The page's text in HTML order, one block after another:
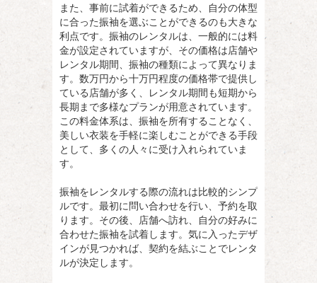
また、事前に試着ができるため、自分の体型
に合った振袖を選ぶことができるのも大きな
利点です。振袖のレンタルは、一般的には料
金が設定されていますが、その価格は店舗や
レンタル期間、振袖の種類によって異なりま
す。数万円から十万円程度の価格帯で提供し
ている店舗が多く、レンタル期間も短期から
長期まで多様なプランが用意されています。
この料金体系は、振袖を所有することなく、
美しい衣装を手軽に楽しむことができる手段
として、多くの人々に受け入れられていま
す。
振袖をレンタルする際の流れは比較的シンプ
ルです。最初に問い合わせを行い、予約を取
ります。その後、店舗へ訪れ、自分の好みに
合わせた振袖を試着します。気に入ったデザ
インが見つかれば、契約を結ぶことでレンタ
ルが決定します。